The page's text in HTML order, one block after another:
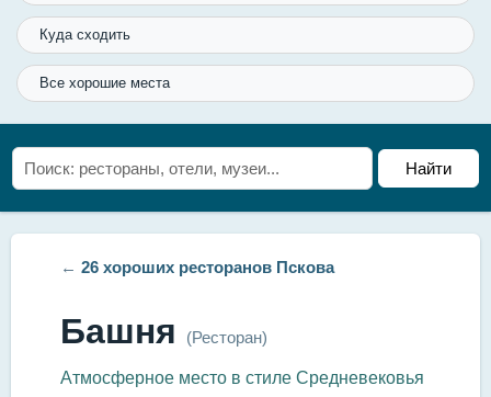
Куда сходить
Все хорошие места
← 26 хороших ресторанов Пскова
Башня (Ресторан)
Атмосферное место в стиле Средневековья